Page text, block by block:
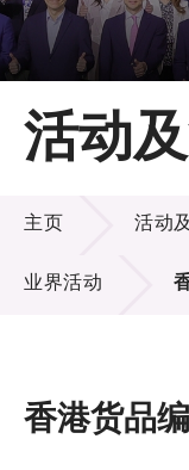
主页
关于LSCM
技术商品化
项目及资助
活动及消息
奖项
活动
活动及消息
主页 活动
业界活动
香港货品